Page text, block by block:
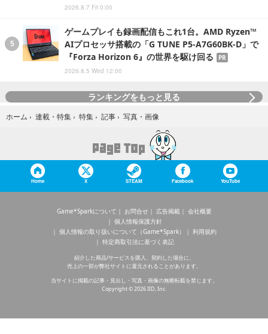
2026.8.7 Fri 0:00
ゲームプレイも録画配信もこれ1台。AMD Ryzen™
AIプロセッサ搭載の「G TUNE P5-A7G60BK-D」で
『Forza Horizon 6』の世界を駆け回る
PR
2026.8.5 Wed 12:00
ランキングをもっと見る
ホーム › 連載・特集 › 特集 › 記事 › 写真・画像
Home X STEAM Facebook YouTube
Game*Sparkについて お問合せ 広告掲載
会社概要
個人情報保護方針
個人情報の取り扱いについて（Game*Spark）
利用規約
特定商取引法に基づく表記
紹介した商品/サービスを購入、契約した場合に、
売上の一部が弊社サイトに還元されることがあります。
当サイトに掲載の記事・見出し・写真・画像の無断転載を禁じます。
Copyright © 2026 IID, Inc.